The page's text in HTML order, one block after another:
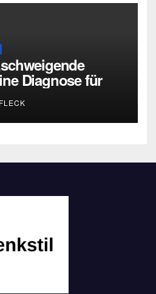
Diagnose für
FLECK